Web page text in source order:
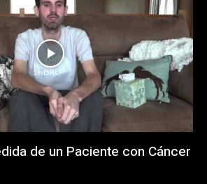
de un Paciente con Cáncer